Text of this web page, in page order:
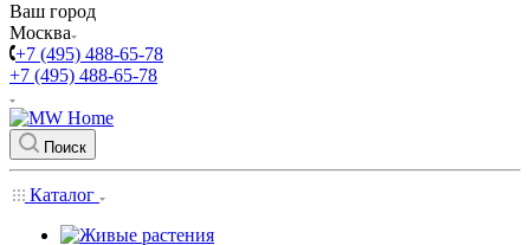
Ваш город
Москва
+7 (495) 488-65-78
+7 (495) 488-65-78
Поиск
Каталог